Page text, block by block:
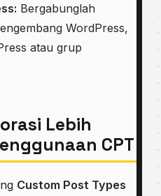
Bergabunglah
WordPress,
atau grup
Lebih
CPT
Custom Post Types